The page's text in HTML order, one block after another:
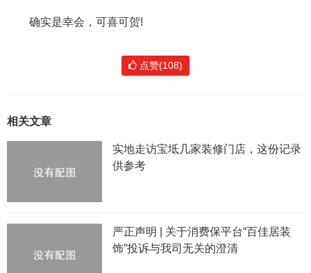
确实是幸会，可喜可贺!
点赞(108)
相关文章
实地走访宝坻几家装修门店，这份记录
供参考
严正声明 | 关于消费保平台“百佳居装
饰”投诉与我司无关的澄清